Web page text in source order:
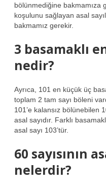
bölünmediğine bakmamıza
koşulunu sağlayan asal
bakmamız gerekir.
3 basamaklı
nedir?
Ayrıca, 101 en küçük üç
toplam 2 tam sayı böleni
101’e kalansız bölünebilen
asal sayıdır. Farklı
asal sayı 103’tür.
60 sayısının
nelerdir?